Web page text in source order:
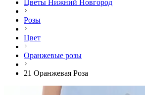
Цветы Нижний Новгород
Розы
Цвет
Оранжевые розы
21 Оранжевая Роза